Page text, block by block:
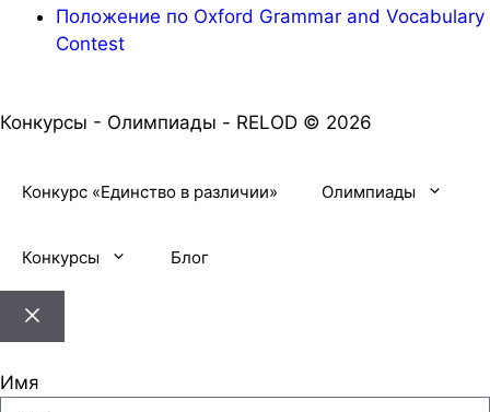
Положение по Oxford Grammar and Vocabulary
Contest
Конкурсы - Олимпиады - RELOD © 2026
Конкурс «Единство в различии» Олимпиады
Конкурсы Блог
Имя